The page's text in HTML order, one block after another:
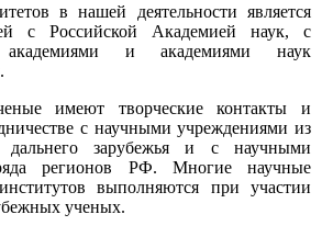
в нашей деятельности является
с Российской Академией наук, с
академиями и академиями наук
имеют творческие контакты и
с научными учреждениями из
зарубежья и с научными
регионов РФ. Многие научные
выполняются при участии
ученых.